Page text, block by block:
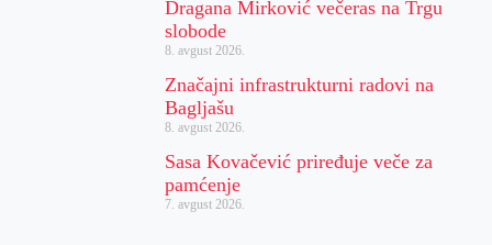
Dragana Mirković večeras na Trgu
slobode
8. avgust 2026.
Značajni infrastrukturni radovi na
Bagljašu
8. avgust 2026.
Sasa Kovačević priređuje veče za
pamćenje
7. avgust 2026.